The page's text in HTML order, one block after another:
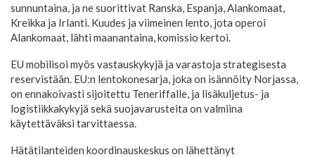
sunnuntaina, ja ne suorittivat Ranska, Espanja, Alankomaat,
Kreikka ja Irlanti. Kuudes ja viimeinen lento, jota operoi
Alankomaat, lähti maanantaina, komissio kertoi.
EU mobilisoi myös vastauskykyjä ja varastoja strategisesta
reservistään. EU:n lentokonesarja, joka on isännöity Norjassa,
on ennakoivasti sijoitettu Teneriffalle, ja lisäkuljetus- ja
logistiikkakykyjä sekä suojavarusteita on valmiina
käytettäväksi tarvittaessa.
Hätätilanteiden koordinauskeskus on lähettänyt